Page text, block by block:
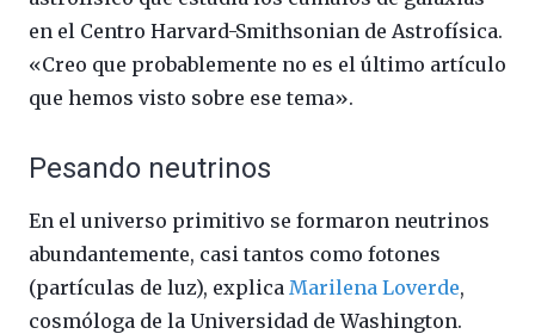
en el Centro Harvard-Smithsonian de Astrofísica.
«Creo que probablemente no es el último artículo
que hemos visto sobre ese tema».
Pesando neutrinos
En el universo primitivo se formaron neutrinos
abundantemente, casi tantos como fotones
(partículas de luz), explica Marilena Loverde,
cosmóloga de la Universidad de Washington.